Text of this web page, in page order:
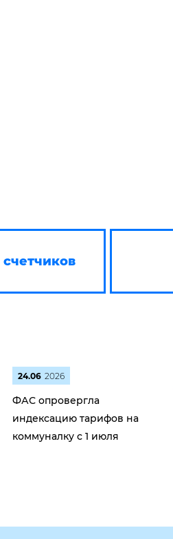
24.06 2026
ФАС опровергла
индексацию тарифов на
коммуналку с 1 июля